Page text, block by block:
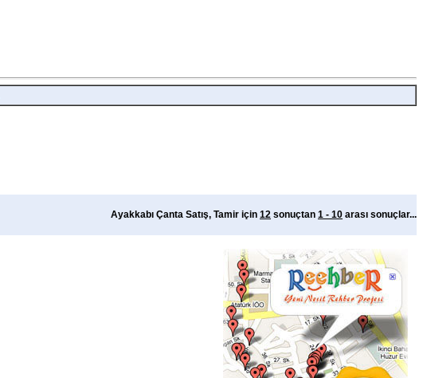
Ayakkabı Çanta Satış, Tamir için 12 sonuçtan 1 - 10 arası sonuçlar...